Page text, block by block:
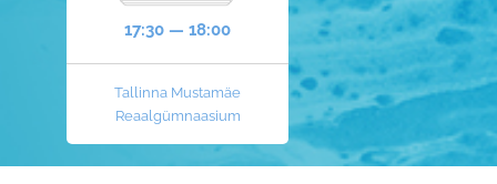
17:30 — 18:00
Tallinna Mustamäe
Reaalgümnaasium